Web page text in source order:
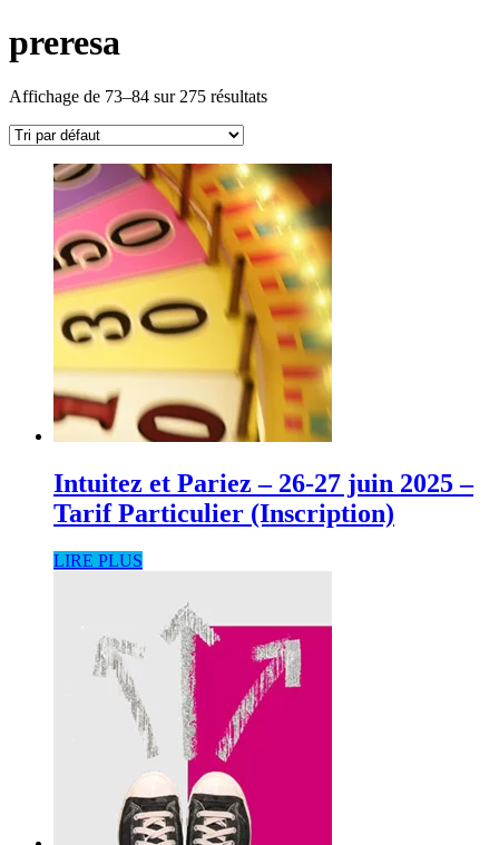
preresa
Affichage de 73–84 sur 275 résultats
Intuitez et Pariez – 26-27 juin 2025 –
Tarif Particulier (Inscription)
LIRE PLUS